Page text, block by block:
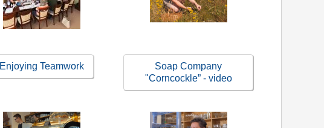
Enjoying Teamwork
Soap Company
"Corncockle” - video